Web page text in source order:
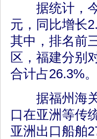
据统计，今
元，同比增长
其中，排名前
区，福建分别
合计占26.3%。
据福州海关
口在亚洲等传
亚洲出口船舶